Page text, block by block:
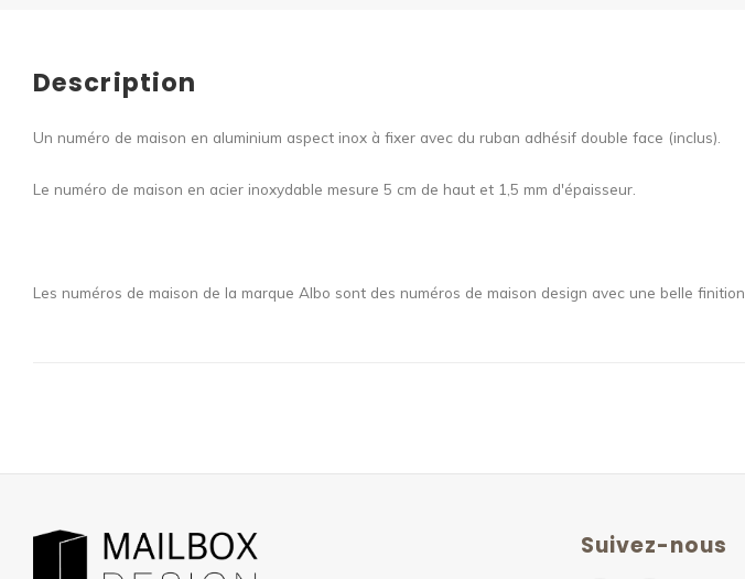
Description
Un numéro de maison en aluminium aspect inox à fixer avec du ruban adhésif double face (inclus).
Le numéro de maison en acier inoxydable mesure 5 cm de haut et 1,5 mm d'épaisseur.
Les numéros de maison de la marque Albo sont des numéros de maison design avec une belle finition.
Suivez-nous